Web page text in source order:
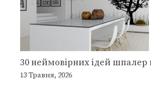
30 неймовірних ідей шпалер
13 Травня, 2026